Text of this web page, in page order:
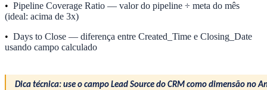
• Pipeline Coverage Ratio — valor do pipeline ÷ meta do mês
(ideal: acima de 3x)
• Days to Close — diferença entre Created_Time e Closing_Date
usando campo calculado
Dica técnica: use o campo Lead Source do CRM como dimensão no